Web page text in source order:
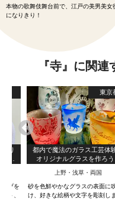
本物の歌舞伎舞台前で、江戸の美男美女
になりきり！
『寺』に関
り
ンプを
ト、
東京
都内で魔法のガラス工芸体
オリジナルグラスを作ろう
上野・浅草・両国
砂を色鮮やかなグラスの表面に
け、好きな絵柄や文字を彫刻しま